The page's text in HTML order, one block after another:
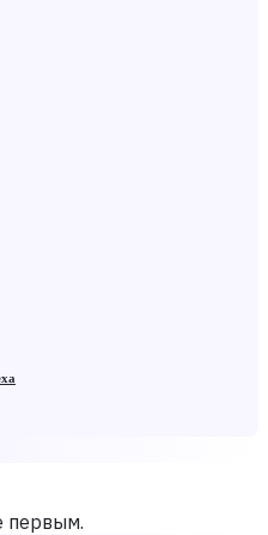
первым.